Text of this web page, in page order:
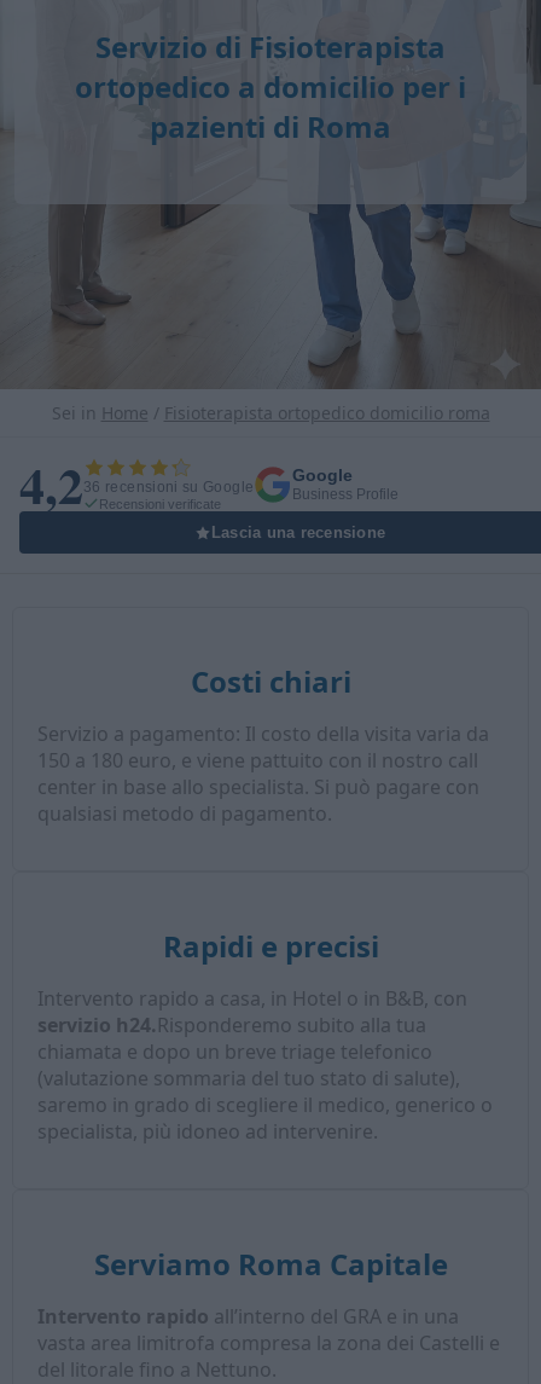
Servizio di Fisioterapista
ortopedico a domicilio per i
pazienti di Roma
Sei in Home / Fisioterapista ortopedico domicilio roma
4,236 recensioni su Google
Recensioni verificate
Google
Business Profile
Lascia una recensione
Costi chiari
Servizio a pagamento: Il costo della visita varia da
150 a 180 euro, e viene pattuito con il nostro call
center in base allo specialista. Si può pagare con
qualsiasi metodo di pagamento.
Rapidi e precisi
Intervento rapido a casa, in Hotel o in B&B, con
servizio h24.Risponderemo subito alla tua
chiamata e dopo un breve triage telefonico
(valutazione sommaria del tuo stato di salute),
saremo in grado di scegliere il medico, generico o
specialista, più idoneo ad intervenire.
Serviamo Roma Capitale
Intervento rapido all’interno del GRA e in una
vasta area limitrofa compresa la zona dei Castelli e
del litorale fino a Nettuno.